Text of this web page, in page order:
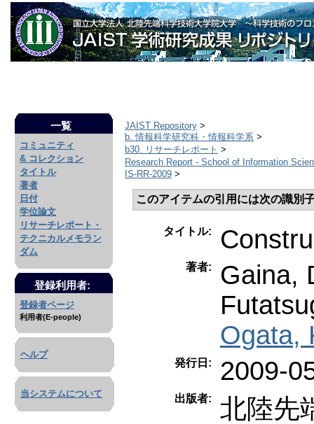
一覧
コミュニティ
& コレクション
タイトル
著者
日付
学位論文
リサーチレポート・
テクニカルメモラン
ダム
登録利用者:
登録者ページ
利用者(E-people)
ヘルプ
当システムについて
JAIST Repository >
b. 情報科学研究科・情報科学系 >
b30. リサーチレポート >
Research Report - School of Information
IS-RR-2009 >
このアイテムの引用には次の識別
タイトル:
著者:
Gaina,
Ogata,
発行日: 2009-
出版者:
北陸先